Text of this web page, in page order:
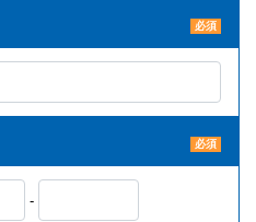
必須
必須
-